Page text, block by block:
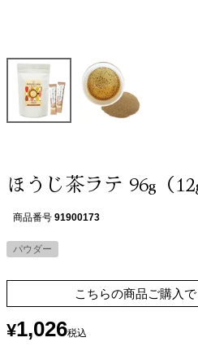
ほうじ茶ラテ 96g（
商品番号 91900173
パウダー
こちらの商品ご購入で
¥1,026税込